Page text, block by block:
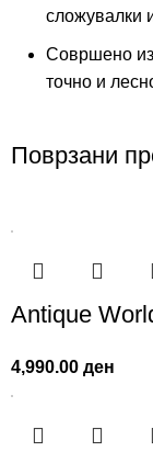
сложувалки
Совршено
точно и
Поврзани
Antique
4,990.00ден